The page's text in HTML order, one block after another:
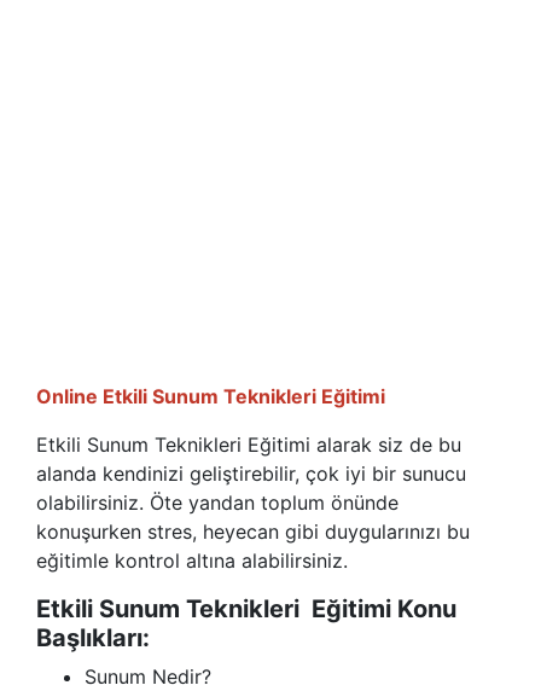
Online Etkili Sunum Teknikleri Eğitimi
Etkili Sunum Teknikleri Eğitimi alarak siz de bu
alanda kendinizi geliştirebilir, çok iyi bir sunucu
olabilirsiniz. Öte yandan toplum önünde
konuşurken stres, heyecan gibi duygularınızı bu
eğitimle kontrol altına alabilirsiniz.
Etkili Sunum Teknikleri Eğitimi Konu
Başlıkları:
Sunum Nedir?